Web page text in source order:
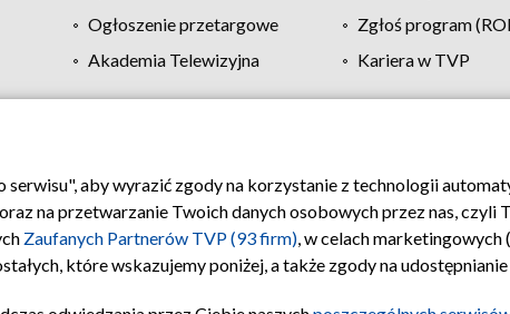
Ogłoszenie przetargowe Zgłoś program
Akademia Telewizyjna Kariera w TVP
Regulamin TVP Polityka prywatności Moje zgody
aby wyrazić zgody na korzystanie z technologii
na przetwarzanie Twoich danych osobowych przez nas, czyli
Zaufanych Partnerów TVP (93 firm), w celach
które wskazujemy poniżej, a także zgody na